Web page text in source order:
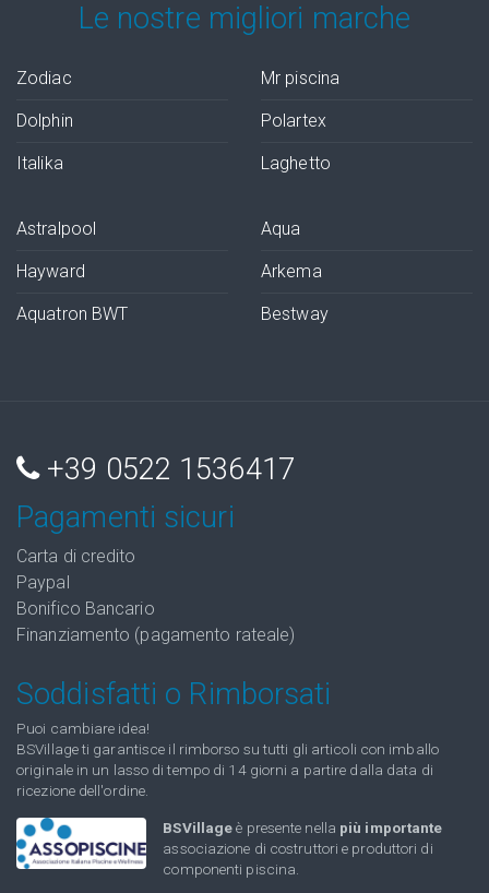
Le nostre migliori marche
Zodiac
Dolphin
Italika
Mr piscina
Polartex
Laghetto
Astralpool
Hayward
Aquatron BWT
Aqua
Arkema
Bestway
+39 0522 1536417
Pagamenti sicuri
Carta di credito
Paypal
Bonifico Bancario
Finanziamento (pagamento rateale)
Soddisfatti o Rimborsati
Puoi cambiare idea!
BSVillage ti garantisce il rimborso su tutti gli articoli con imballo
originale in un lasso di tempo di 14 giorni a partire dalla data di
ricezione dell'ordine.
BSVillageè presente nella più importante
associazione di costruttori e produttori di
componenti piscina.